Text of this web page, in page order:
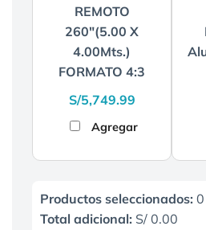
REMOTO
260″(5.00 X
4.00Mts.)
FORMATO 4:3
S/5,749.99
Agregar
Productos seleccionados: 0
Total adicional: S/ 0.00